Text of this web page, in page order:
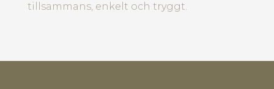
tillsammans, enkelt och tryggt.